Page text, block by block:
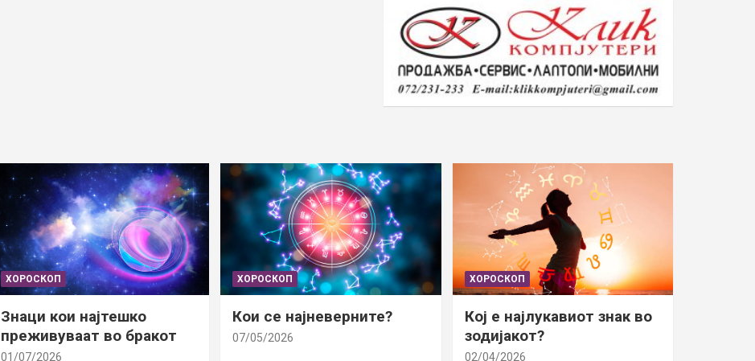
ХОРОСКОП
Знаци кои најтешко
преживуваат во бракот
01/07/2026
ХОРОСКОП
Кои се најневерните?
07/05/2026
ХОРОСКОП
Кој е најлукавиот знак во
зодијакот?
02/04/2026